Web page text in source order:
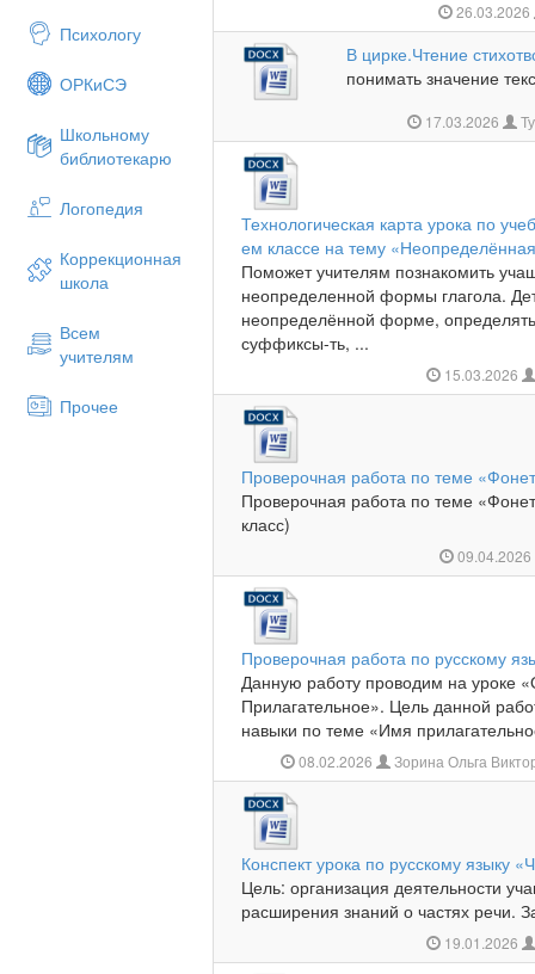
Психологу
ОРКиСЭ
Школьному
библиотекарю
Логопедия
Коррекционная
школа
Всем
учителям
Прочее
26.03.2026
В цирке.Чтение
понимать значение
17.03.2026
Технологическая карта урока по
ем классе на тему
Поможет учителям познакомить
неопределенной формы глагола.
неопределённой форме,
суффиксы-ть, ...
15.03.2026
Проверочная работа по теме
Проверочная работа по теме
класс)
09.04.2026
Проверочная работа по русскому
Данную работу проводим на уроке
Прилагательное». Цель данной
навыки по теме «Имя
08.02.2026 Зорина Ольга
Конспект урока по русскому языку
Цель: организация деятельности
расширения знаний о частях речи.
19.01.2026